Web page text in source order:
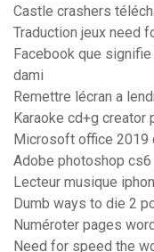
Castle crashers
Traduction jeux need
Facebook que
dami
Remettre lécran a
Karaoke cd+g creator
Microsoft office 2019
Adobe photoshop
Lecteur musique
Dumb ways to die 2
Numéroter pages
Need for speed the